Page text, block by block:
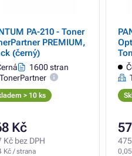
PA-210 - Toner
PREMIUM,
(černý)
1600 stran
TonerPartner
> 10 ks
Kč
Kč bez DPH
Kč / strana